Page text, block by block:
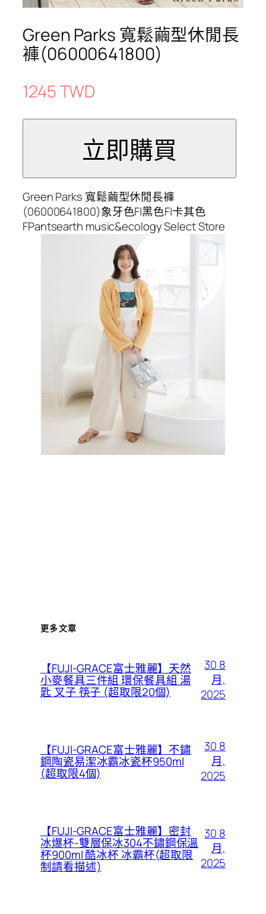
Green Parks 寬鬆繭型休閒長
褲(06000641800)
1245 TWD
Green Parks 寬鬆繭型休閒長褲
(06000641800)象牙色F|黑色F|卡其色
FPantsearth music&ecology Select Store
更多文章
【FUJI-GRACE富士雅麗】天然
小麥餐具三件組 環保餐具組 湯
匙 叉子 筷子 (超取限20個)
30 8
月,
2025
【FUJI-GRACE富士雅麗】不鏽
鋼陶瓷易潔冰霸冰瓷杯950ml
(超取限4個)
30 8
月,
2025
【FUJI-GRACE富士雅麗】密封
冰爆杯-雙層保冰304不鏽鋼保溫
杯900ml 酷冰杯 冰霸杯(超取限
制請看描述)
30 8
月,
2025